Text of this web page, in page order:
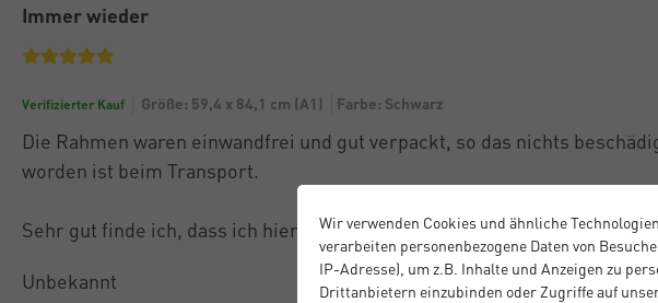
Immer wieder
Verifizierter Kauf Größe: 59,4 x 84,1 cm (A1) Farbe: Schwarz
Die Rahmen waren einwandfrei und gut verpackt, so das nichts
worden ist beim Transport.
Sehr gut finde ich, dass ich hier direkt beim Hersteller bestellen kann.
Unbekannt
Wir verwenden Cookies und ähnliche
verarbeiten personenbezogene Daten von
IP-Adresse), um z.B. Inhalte und Anzeigen zu
Drittanbietern einzubinden oder Zugriffe auf